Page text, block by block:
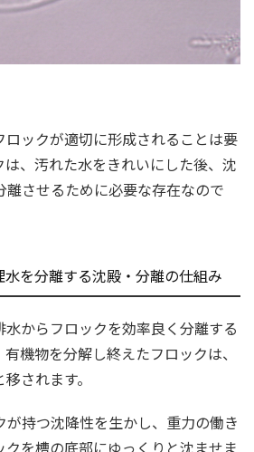
ックが適切に形成されることは要
は、汚れた水をきれいにした後、沈
させるために必要な存在なので
を分離する沈殿・分離の仕組み
からフロックを効率良く分離する
機物を分解し終えたフロックは、
されます。
持つ沈降性を生かし、重力の働き